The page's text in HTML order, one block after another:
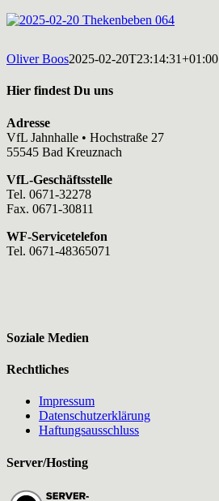
Oliver Boos2025-02-20T23:14:31+01:00
Hier findest Du uns
Adresse
VfL Jahnhalle • Hochstraße 27
55545 Bad Kreuznach
VfL-Geschäftsstelle
Tel. 0671-32278
Fax. 0671-30811
WF-Servicetelefon
Tel. 0671-48365071
Soziale Medien
Rechtliches
Impressum
Datenschutzerklärung
Haftungsausschluss
Server/Hosting